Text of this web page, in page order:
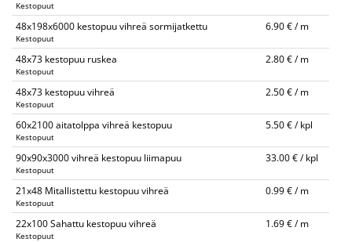
Kestopuut
48x198x6000 kestopuu vihreä sormijatkettu
Kestopuut
6.90 € / m
48x73 kestopuu ruskea
Kestopuut
2.80 € / m
48x73 kestopuu vihreä
Kestopuut
2.50 € / m
60x2100 aitatolppa vihreä kestopuu
Kestopuut
5.50 € / kpl
90x90x3000 vihreä kestopuu liimapuu
Kestopuut
33.00 € / kpl
21x48 Mitallistettu kestopuu vihreä
Kestopuut
0.99 € / m
22x100 Sahattu kestopuu vihreä
Kestopuut
1.69 € / m